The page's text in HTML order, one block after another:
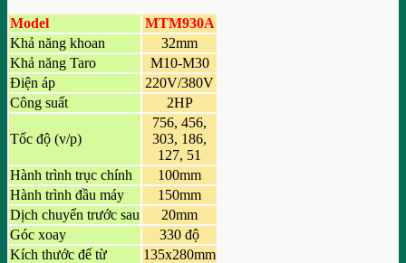
Model
MTM930A
Khả năng khoan
32mm
Khả năng Taro
M10-M30
Điện áp
220V/380V
Công suất
2HP
Tốc độ (v/p)
756, 456,
303, 186,
127, 51
Hành trình trục chính
100mm
Hành trình đầu máy
150mm
Dịch chuyển trước sau
20mm
Góc xoay
330 độ
Kích thước đế từ
135x280mm